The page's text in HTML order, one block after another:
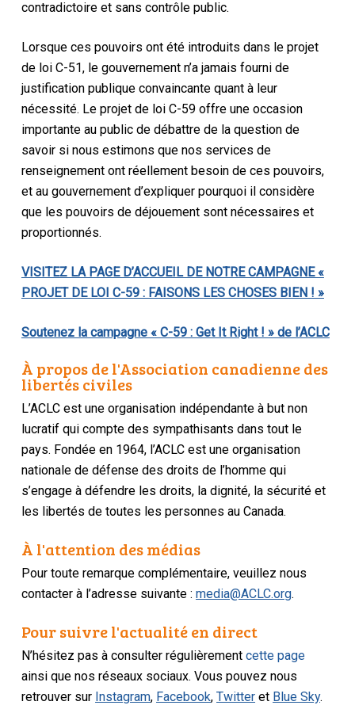
contradictoire et sans contrôle public.
Lorsque ces pouvoirs ont été introduits dans le projet
de loi C-51, le gouvernement n’a jamais fourni de
justification publique convaincante quant à leur
nécessité. Le projet de loi C-59 offre une occasion
importante au public de débattre de la question de
savoir si nous estimons que nos services de
renseignement ont réellement besoin de ces pouvoirs,
et au gouvernement d’expliquer pourquoi il considère
que les pouvoirs de déjouement sont nécessaires et
proportionnés.
VISITEZ LA PAGE D’ACCUEIL DE NOTRE CAMPAGNE «
PROJET DE LOI C-59 : FAISONS LES CHOSES BIEN ! »
Soutenez la campagne « C-59 : Get It Right ! » de l’ACLC
À propos de l'Association canadienne des
libertés civiles
L’ACLC est une organisation indépendante à but non
lucratif qui compte des sympathisants dans tout le
pays. Fondée en 1964, l’ACLC est une organisation
nationale de défense des droits de l’homme qui
s’engage à défendre les droits, la dignité, la sécurité et
les libertés de toutes les personnes au Canada.
À l'attention des médias
Pour toute remarque complémentaire, veuillez nous
contacter à l’adresse suivante :media@ACLC.org.
Pour suivre l'actualité en direct
N’hésitez pas à consulter régulièrementcette page
ainsi que nos réseaux sociaux. Vous pouvez nous
retrouver sur Instagram, Facebook,Twitter et Blue Sky.